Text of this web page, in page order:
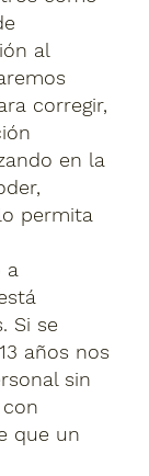
al
corregir,
en la
permita
a
Si se
años nos
sin
que un